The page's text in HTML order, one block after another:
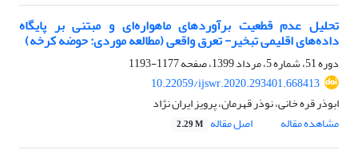
تحلیل عدم قطعیت برآوردهای ماهواره‌ای و مبتنی بر پایگاه
داده‌های اقلیمی تبخیر- تعرق واقعی (مطالعه موردی: حوضه کرخه)
دوره 51، شماره 5، مرداد 1399، صفحه
1177-1193
10.22059/ijswr.2020.293401.668413
ابوذر قره خانی، نوذر قهرمان، پرویز ایران نژاد
مشاهده مقاله
اصل مقاله 2.29 M